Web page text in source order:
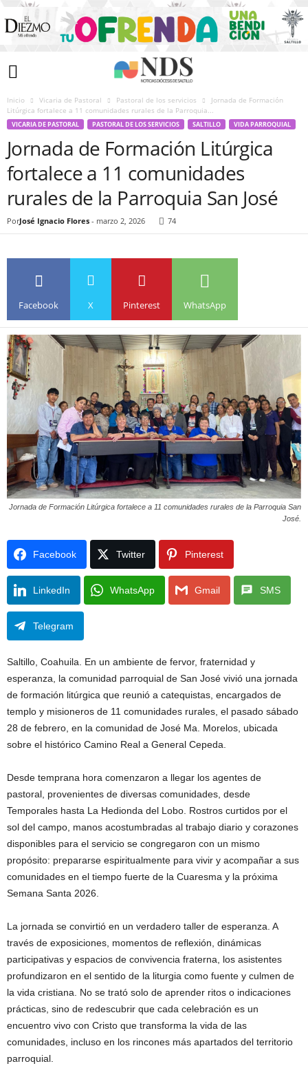
Inicio Vicaria de Pastoral Pastoral de los servicios
Jornada de Formación
Litúrgica fortalece a 11 comunidades rurales de la Parroquia...
VICARIA DE PASTORAL PASTORAL DE LOS SERVICIOS SALTILLO VIDA PARROQUIAL
Jornada de Formación Litúrgica
fortalece a 11 comunidades
rurales de la Parroquia San José
PorJosé Ignacio Flores - marzo 2, 2026 74
Facebook X Pinterest WhatsApp
Jornada de Formación Litúrgica fortalece a 11 comunidades rurales de la Parroquia San
José.
Facebook Twitter Pinterest
LinkedIn WhatsApp Gmail SMS
Telegram
Saltillo, Coahuila. En un ambiente de fervor, fraternidad y
esperanza, la comunidad parroquial de San José vivió una jornada
de formación litúrgica que reunió a catequistas, encargados de
templo y misioneros de 11 comunidades rurales, el pasado sábado
28 de febrero, en la comunidad de José Ma. Morelos, ubicada
sobre el histórico Camino Real a General Cepeda.
Desde temprana hora comenzaron a llegar los agentes de
pastoral, provenientes de diversas comunidades, desde
Temporales hasta La Hedionda del Lobo. Rostros curtidos por el
sol del campo, manos acostumbradas al trabajo diario y corazones
disponibles para el servicio se congregaron con un mismo
propósito: prepararse espiritualmente para vivir y acompañar a sus
comunidades en el tiempo fuerte de la Cuaresma y la próxima
Semana Santa 2026.
La jornada se convirtió en un verdadero taller de esperanza. A
través de exposiciones, momentos de reflexión, dinámicas
participativas y espacios de convivencia fraterna, los asistentes
profundizaron en el sentido de la liturgia como fuente y culmen de
la vida cristiana. No se trató solo de aprender ritos o indicaciones
prácticas, sino de redescubrir que cada celebración es un
encuentro vivo con Cristo que transforma la vida de las
comunidades, incluso en los rincones más apartados del territorio
parroquial.